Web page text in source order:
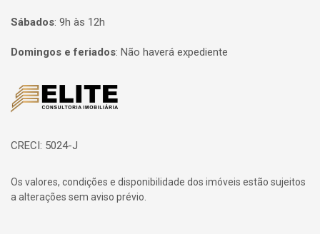
Sábados: 9h às 12h
Domingos e feriados: Não haverá expediente
Página inicial
CRECI: 5024-J
Os valores, condições e disponibilidade dos imóveis estão sujeitos
a alterações sem aviso prévio.